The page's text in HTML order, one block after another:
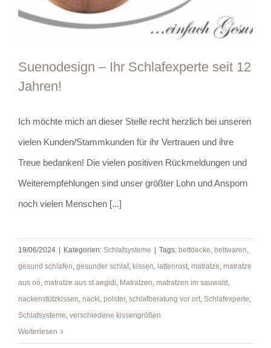
Suenodesign – Ihr Schlafexperte seit 12
Jahren!
Suenodesign – Ihr Schlafexperte seit 12
Jahren!
Ich möchte mich an dieser Stelle recht herzlich bei unseren
vielen Kunden/Stammkunden für ihr Vertrauen und ihre
Treue bedanken! Die vielen positiven Rückmeldungen und
Weiterempfehlungen sind unser größter Lohn und Ansporn
noch vielen Menschen [...]
19/06/2024 Kategorien: Schlafsysteme Tags: bettdecke, bettwaren,
gesund schlafen, gesunder schlaf, kissen, lattenrost, matratze, matratze
aus oö, matratze aus st.aegidi, Matratzen, matratzen im sauwald ,
nackenstützkissen, nacki, polster, schlafberatung vor ort, Schlafexperte,
Schlafsysteme, verschiedene kissengrößen
Weiterlesen